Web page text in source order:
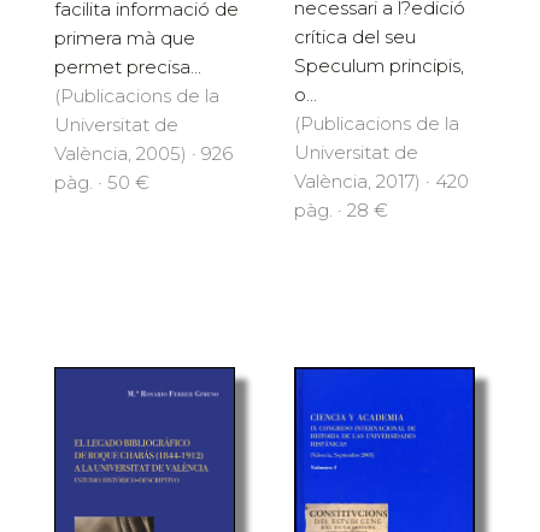
facilita informació de
primera mà que
permet precisa...
(Publicacions de la
Universitat de
València, 2005) · 926
pàg. · 50 €
necessari a l?edició
crítica del seu
Speculum principis,
o...
(Publicacions de la
Universitat de
València, 2017) · 420
pàg. · 28 €